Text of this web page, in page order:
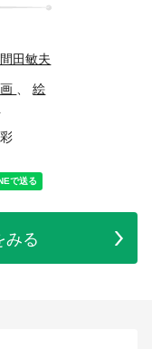
田敏夫
、絵
みる